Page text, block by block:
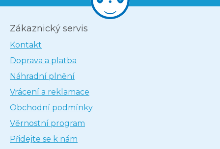
Zákaznický servis
Kontakt
Doprava a platba
Náhradní plnění
Vrácení a reklamace
Obchodní podmínky
Věrnostní program
Přidejte se k nám